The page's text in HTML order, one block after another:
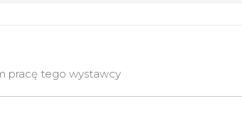
pracę tego wystawcy